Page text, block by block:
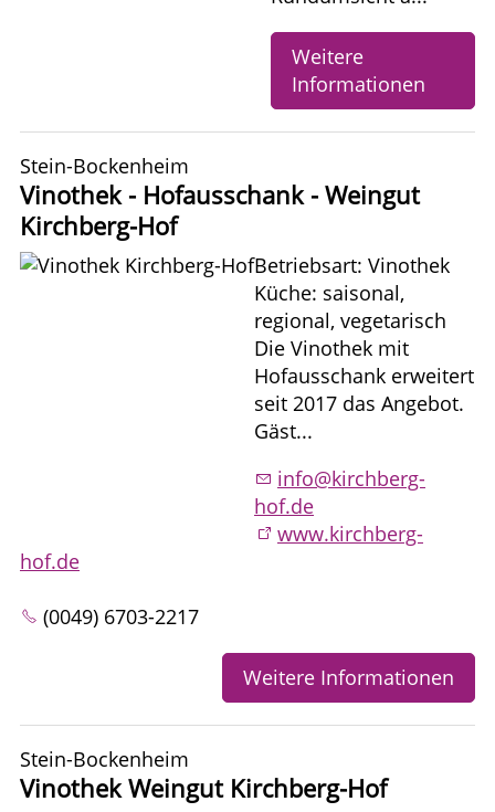
Weitere
Informationen
Stein-Bockenheim
Vinothek - Hofausschank - Weingut
Kirchberg-Hof
Betriebsart: Vinothek
Küche: saisonal,
regional, vegetarisch
Die Vinothek mit
Hofausschank erweitert
seit 2017 das Angebot.
Gäst...
info@kirchberg-
hof.de
www.kirchberg-
hof.de
(0049) 6703-2217
Weitere Informationen
Stein-Bockenheim
Vinothek Weingut Kirchberg-Hof